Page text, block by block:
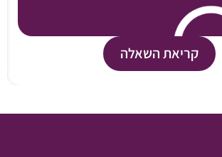
קריאת השאלה